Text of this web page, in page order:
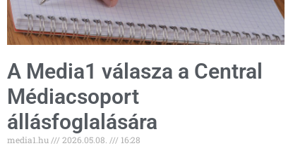
A Media1 válasza a Central
Médiacsoport
állásfoglalására
media1.hu 2026.05.08. 16:28